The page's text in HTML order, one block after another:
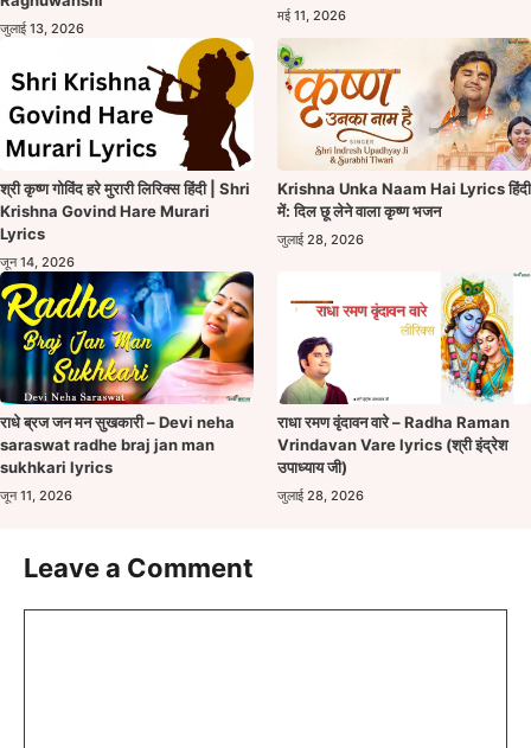
जुलाई 13, 2026
मई 11, 2026
श्री कृष्ण गोविंद हरे मुरारी लिरिक्स हिंदी | Shri
Krishna Govind Hare Murari
Lyrics
जून 14, 2026
Krishna Unka Naam Hai Lyrics हिंदी
में: दिल छू लेने वाला कृष्ण भजन
जुलाई 28, 2026
राधे ब्रज जन मन सुखकारी – Devi neha
saraswat radhe braj jan man
sukhkari lyrics
जून 11, 2026
राधा रमण वृंदावन वारे – Radha Raman
Vrindavan Vare lyrics (श्री इंद्रेश
उपाध्याय जी)
जुलाई 28, 2026
Leave a Comment